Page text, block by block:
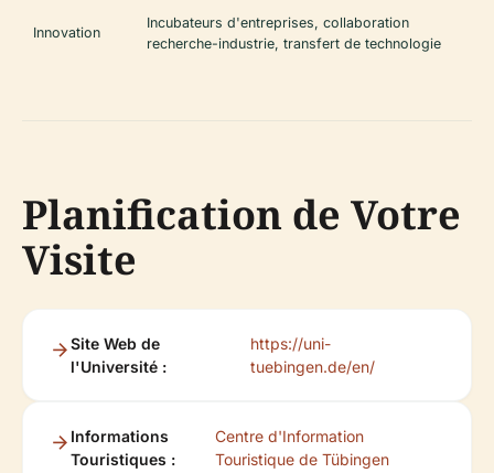
Innovation
Incubateurs d'entreprises, collaboration
recherche-industrie, transfert de technologie
Planification de Votre
Visite
Site Web de
l'Université :
https://uni-
tuebingen.de/en/
Informations
Touristiques :
Centre d'Information
Touristique de Tübingen